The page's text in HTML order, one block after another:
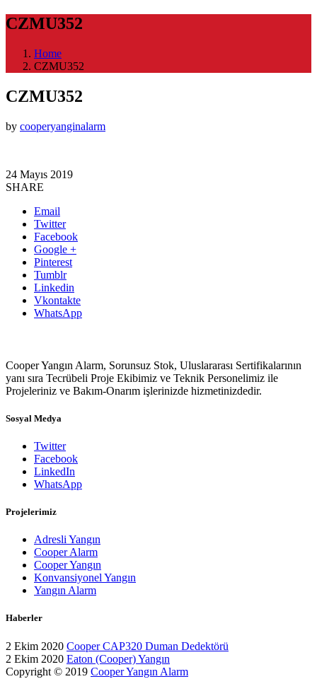
CZMU352
Home
CZMU352
CZMU352
by cooperyanginalarm
24 Mayıs 2019
SHARE
Email
Twitter
Facebook
Google +
Pinterest
Tumblr
Linkedin
Vkontakte
WhatsApp
Cooper Yangın Alarm, Sorunsuz Stok, Uluslararası Sertifikalarının
yanı sıra Tecrübeli Proje Ekibimiz ve Teknik Personelimiz ile
Projeleriniz ve Bakım-Onarım işlerinizde hizmetinizdedir.
Sosyal Medya
Twitter
Facebook
LinkedIn
WhatsApp
Projelerimiz
Adresli Yangın
Cooper Alarm
Cooper Yangın
Konvansiyonel Yangın
Yangın Alarm
Haberler
2 Ekim 2020 Cooper CAP320 Duman Dedektörü
2 Ekim 2020 Eaton (Cooper) Yangın
Copyright © 2019 Cooper Yangın Alarm